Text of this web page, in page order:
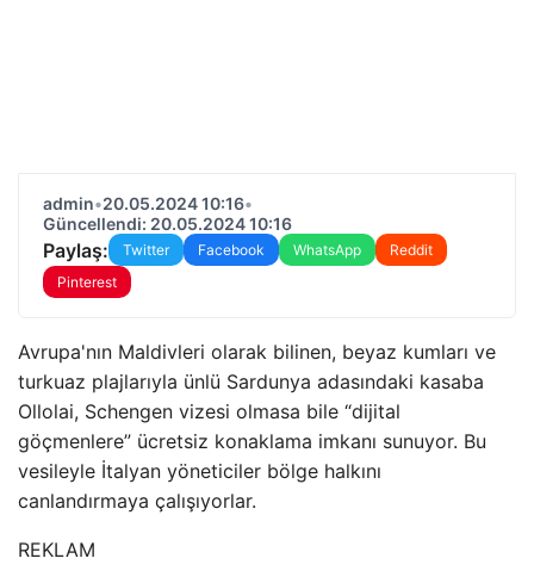
admin•20.05.2024 10:16•
Güncellendi: 20.05.2024 10:16
Paylaş: Twitter Facebook WhatsApp
Reddit
Pinterest
Avrupa'nın Maldivleri olarak bilinen, beyaz kumları ve
turkuaz plajlarıyla ünlü Sardunya adasındaki kasaba
Ollolai, Schengen vizesi olmasa bile “dijital
göçmenlere” ücretsiz konaklama imkanı sunuyor. Bu
vesileyle İtalyan yöneticiler bölge halkını
canlandırmaya çalışıyorlar.
REKLAM